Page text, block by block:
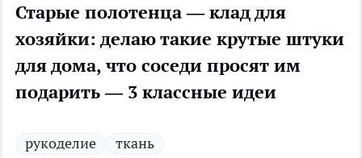
Старые полотенца — клад для
хозяйки: делаю такие крутые штуки
для дома, что соседи просят им
подарить — 3 классные идеи
рукоделие ткань